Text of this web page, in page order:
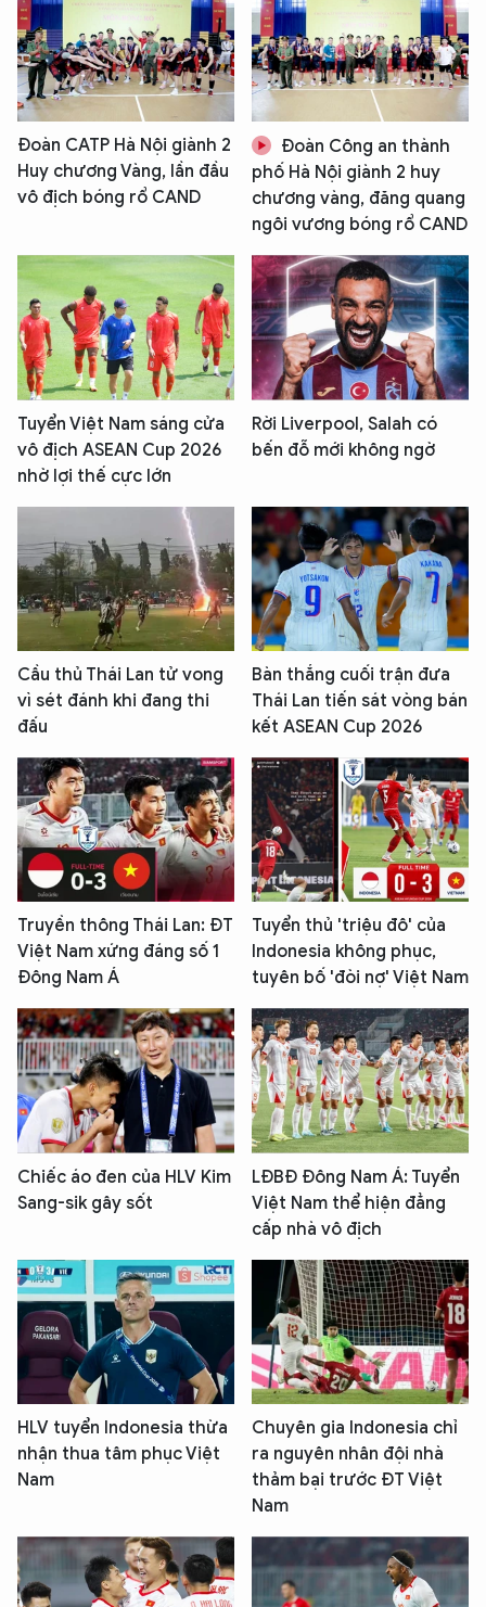
Đoàn CATP Hà Nội giành 2
Huy chương Vàng, lần đầu
vô địch bóng rổ CAND
Đoàn Công an thành
phố Hà Nội giành 2 huy
chương vàng, đăng quang
ngôi vương bóng rổ CAND
Tuyển Việt Nam sáng cửa
vô địch ASEAN Cup 2026
nhờ lợi thế cực lớn
Rời Liverpool, Salah có
bến đỗ mới không ngờ
Cầu thủ Thái Lan tử vong
vì sét đánh khi đang thi
đấu
Bàn thắng cuối trận đưa
Thái Lan tiến sát vòng bán
kết ASEAN Cup 2026
Truyền thông Thái Lan: ĐT
Việt Nam xứng đáng số 1
Đông Nam Á
Tuyển thủ 'triệu đô' của
Indonesia không phục,
tuyên bố 'đòi nợ' Việt Nam
Chiếc áo đen của HLV Kim
Sang-sik gây sốt
LĐBĐ Đông Nam Á: Tuyển
Việt Nam thể hiện đẳng
cấp nhà vô địch
HLV tuyển Indonesia thừa
nhận thua tâm phục Việt
Nam
Chuyên gia Indonesia chỉ
ra nguyên nhân đội nhà
thảm bại trước ĐT Việt
Nam